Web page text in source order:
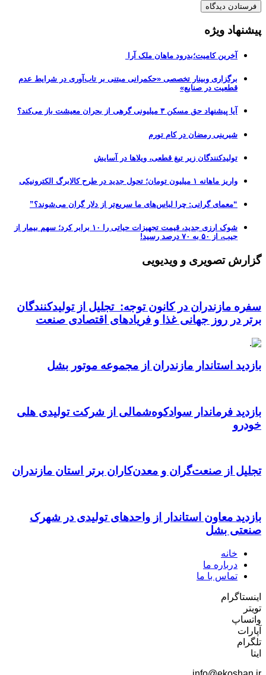
پیشنهاد ویژه
آخرین کامیت؛بدرود ماهان ملک آرا
برگزاری وبینار تخصصی «حکمرانی مبتنی بر تاب‌آوری در شرایط عدم
قطعیت در صنایع»
آیا پیشنهاد حق مسکن ۳ میلیونی گرهی از بحران معیشت باز می‌کند؟
شیرینی رمضان در کام تورم
تولیدکنندگان زیر تیغ قطعی، ویلاها در آسایش
واریز ماهانه ۱ میلیون تومان؛ تحول جدید در طرح کالابرگ الکترونیکی
“معمای گرانی: چرا لباس‌های ما سریع‌تر از دلار گران می‌شوند؟”
شوک ارزی جدید، قیمت تجهیزات حیاتی را ۱۰ برابر کرد؛ سهم بیمار از
جیب، از ۵۰ به ۷۰ درصد رسید!
گزارش تصویری و ویدیویی
سفره مازندران در کانون توجه: تجلیل از تولیدکنندگان
برتر در روز جهانی غذا و فریادهای اقتصادی صنعت
بازدید استاندار مازندران از مجموعه موتور بشل
بازدید فرماندار سوادکوه‌شمالی از شرکت تولیدی هلی
خودرو
تجلیل از صنعت‌گران و معدن‌کاران برتر استان مازندران
بازدید معاون استاندار از واحدهای تولیدی در شهرک
صنعتی بشل
خانه
درباره ما
تماس با ما
اینستاگرام
تویتر
واتساپ
آپارات
تلگرام
ایتا